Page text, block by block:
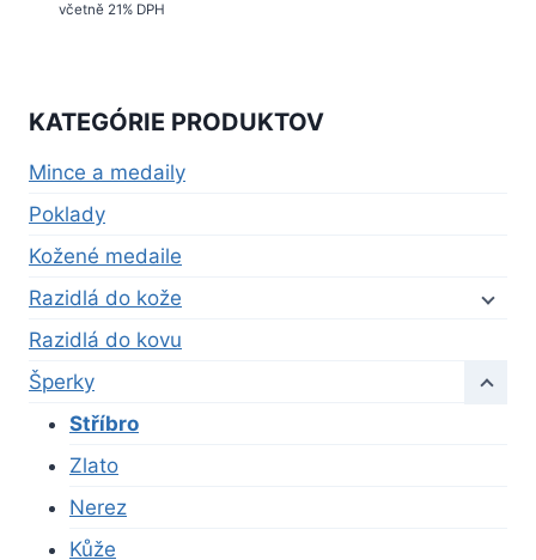
včetně 21% DPH
KATEGÓRIE PRODUKTOV
Mince a medaily
Poklady
Kožené medaile
Razidlá do kože
Razidlá do kovu
Šperky
Stříbro
Zlato
Nerez
Kůže